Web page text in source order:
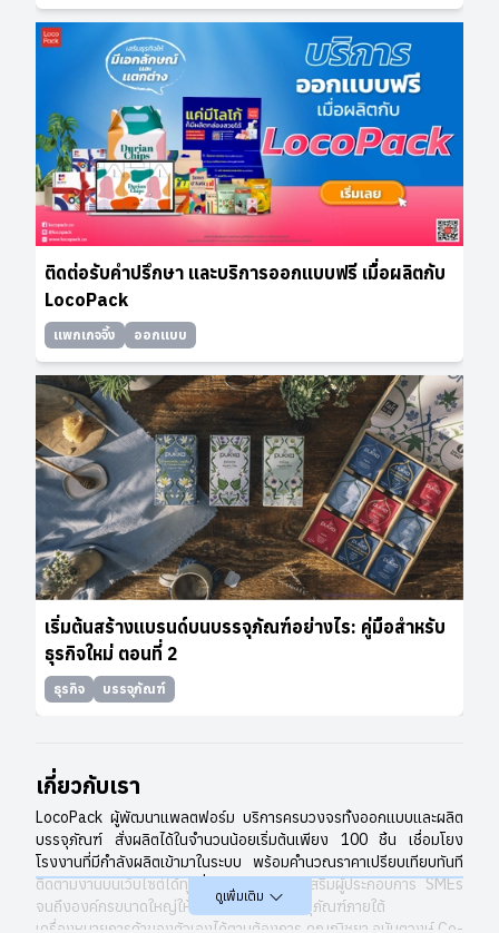
ติดต่อรับคำปรึกษา และบริการออกแบบฟรี เมื่อผลิตกับ
LocoPack
แพกเกจจิ้ง ออกแบบ
เริ่มต้นสร้างแบรนด์บนบรรจุภัณฑ์อย่างไร: คู่มือสำหรับ
ธุรกิจใหม่ ตอนที่ 2
ธุรกิจ บรรจุภัณฑ์
เกี่ยวกับเรา
LocoPack ผู้พัฒนาแพลตฟอร์ม บริการครบวงจรทั้งออกแบบและผลิต
บรรจุภัณฑ์ สั่งผลิตได้ในจำนวนน้อยเริ่มต้นเพียง 100 ชิ้น เชื่อมโยง
โรงงานที่มีกำลังผลิตเข้ามาในระบบ พร้อมคำนวณราคาเปรียบเทียบทันที
ติดตามงานบนเว็บไซต์ได้ทุกที่ทุกเวลา ช่วยส่งเสริมผู้ประกอบการ SMEs
จนถึงองค์กรขนาดใหญ่ให้เข้าถึงและผลิตบรรจุภัณฑ์ภายใต้
เครื่องหมายการค้าของตัวเองได้ตามต้องการ คุณณิชยา อนันตวงษ์ Co-
ดูเพิ่มเติม